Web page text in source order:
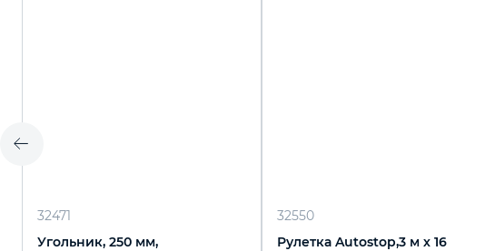
32471
Угольник, 250 мм,
32550
Рулетка Autostop,3 м х 16